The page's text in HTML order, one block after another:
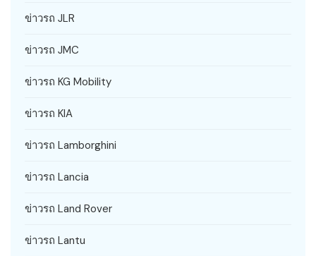
ข่าวรถ JLR
ข่าวรถ JMC
ข่าวรถ KG Mobility
ข่าวรถ KIA
ข่าวรถ Lamborghini
ข่าวรถ Lancia
ข่าวรถ Land Rover
ข่าวรถ Lantu